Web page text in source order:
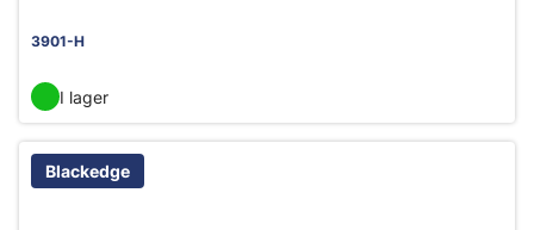
3901-H
I lager
Blackedge